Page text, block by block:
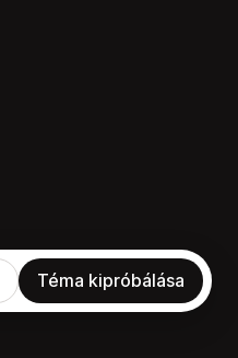
Téma kipróbálása